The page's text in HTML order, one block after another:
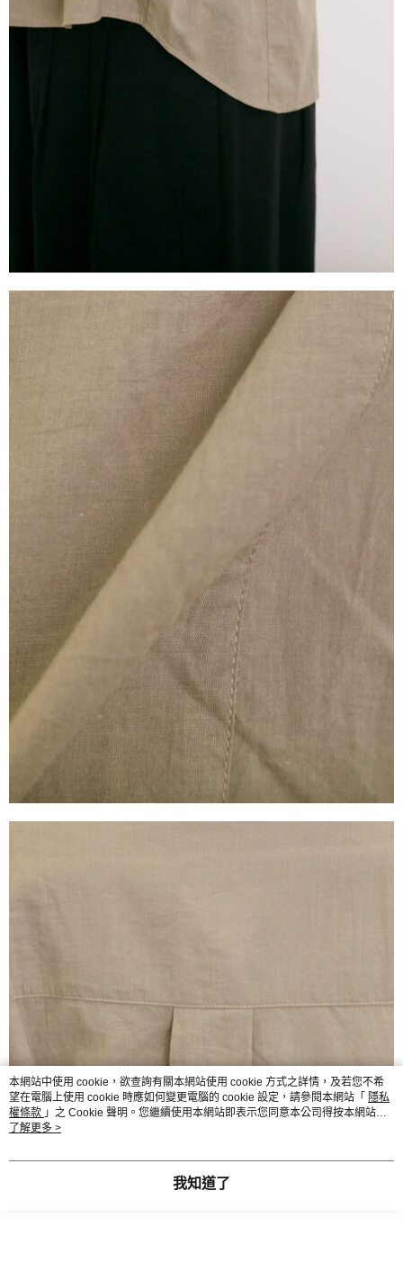
本網站中使用 cookie，欲查詢有關本網站使用 cookie 方式之詳情，及若您不希
望在電腦上使用 cookie 時應如何變更電腦的 cookie 設定，請參閱本網站「 隱私
權條款 」之 Cookie 聲明。您繼續使用本網站即表示您同意本公司得按本網站使
用條款之 Cookie 聲明使用 cookie。
了解更多 >
我知道了